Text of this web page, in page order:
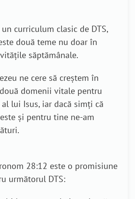
curriculum clasic de DTS,
două teme nu doar în
săptămânale.
ne cere să creștem în
domenii vitale pentru
lui Isus, iar dacă simți că
și pentru tine ne-am
28:12 este o promisiune
următorul DTS: